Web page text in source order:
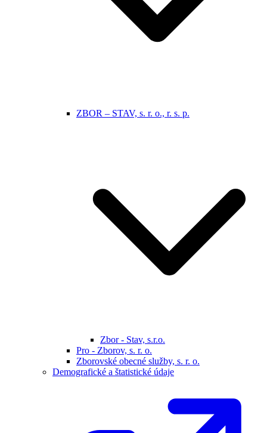
ZBOR – STAV, s. r. o., r. s. p.
Zbor - Stav, s.r.o.
Pro - Zborov, s. r. o.
Zborovské obecné služby, s. r. o.
Demografické a štatistické údaje